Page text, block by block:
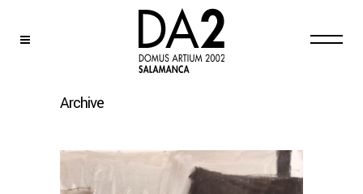
Archive